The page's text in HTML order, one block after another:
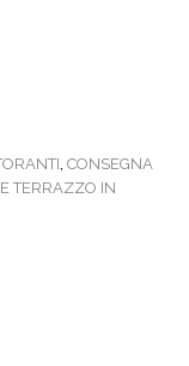
, CONSEGNA
TERRAZZO IN